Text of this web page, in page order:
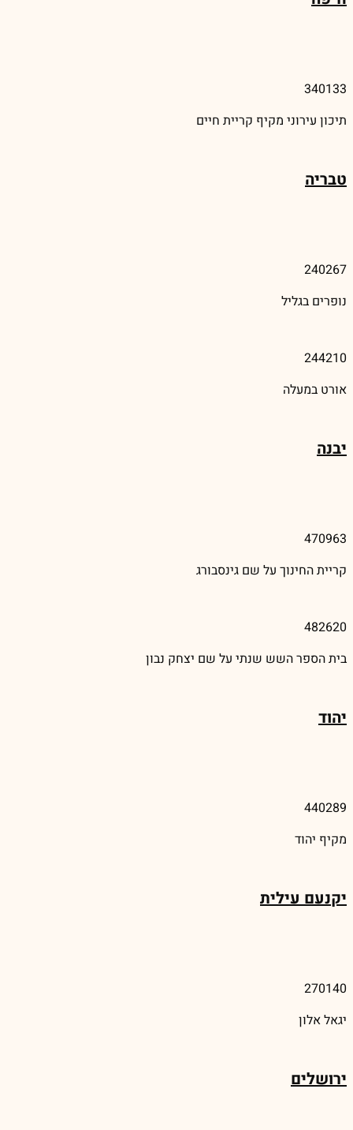
340133
תיכון עירוני מקיף קריית חיים
טבריה
240267
נופרים בגליל
244210
אורט במעלה
יבנה
470963
קריית החינוך על שם גינסבורג
482620
בית הספר השש שנתי על שם יצחק נבון
יהוד
440289
מקיף יהוד
יקנעם עילית
270140
יגאל אלון
ירושלים